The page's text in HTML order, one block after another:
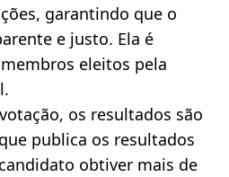
garantindo que o
e justo. Ela é
eleitos pela
os resultados são
publica os resultados
obtiver mais de